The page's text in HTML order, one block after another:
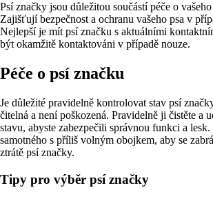
Psí značky jsou důležitou součástí péče o
Zajišťují bezpečnost a ochranu vašeho psa v
Nejlepší je mít psí značku s aktuálními
být okamžitě kontaktováni v případě nouze.
Péče o psí značku
Je důležité pravidelně kontrolovat stav psí
čitelná a není poškozená. Pravidelně ji čistěte a
stavu, abyste zabezpečili správnou funkci a lesk.
samotného s příliš volným obojkem, aby se
ztrátě psí značky.
Tipy pro výběr psí značky